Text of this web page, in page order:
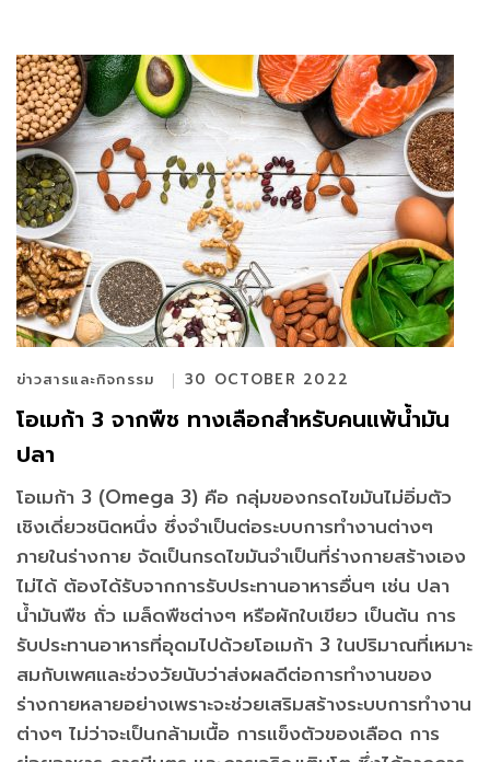
ข่าวสารและกิจกรรม 30 OCTOBER 2022
โอเมก้า 3 จากพืช ทางเลือกสำหรับคนแพ้น้ำมัน
ปลา
โอเมก้า 3 (Omega 3) คือ กลุ่มของกรดไขมันไม่อิ่มตัว
เชิงเดี่ยวชนิดหนึ่ง ซึ่งจำเป็นต่อระบบการทำงานต่างๆ
ภายในร่างกาย จัดเป็นกรดไขมันจำเป็นที่ร่างกายสร้างเอง
ไม่ได้ ต้องได้รับจากการรับประทานอาหารอื่นๆ เช่น ปลา
น้ำมันพืช ถั่ว เมล็ดพืชต่างๆ หรือผักใบเขียว เป็นต้น การ
รับประทานอาหารที่อุดมไปด้วยโอเมก้า 3 ในปริมาณที่เหมาะ
สมกับเพศและช่วงวัยนับว่าส่งผลดีต่อการทำงานของ
ร่างกายหลายอย่างเพราะจะช่วยเสริมสร้างระบบการทำงาน
ต่างๆ ไม่ว่าจะเป็นกล้ามเนื้อ การแข็งตัวของเลือด การ